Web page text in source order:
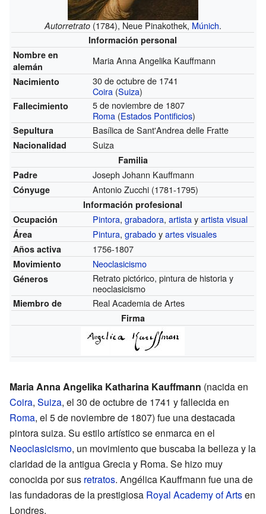
Autorretrato(1784), Neue Pinakothek, Múnich.
Información personal
Nombre en
alemán
Maria Anna Angelika Kauffmann
Nacimiento
30 de octubre de 1741
Coira (Suiza)
Fallecimiento
5 de noviembre de 1807
Roma (Estados Pontificios)
Sepultura Basílica de Sant'Andrea delle Fratte
Nacionalidad Suiza
Familia
Padre
Joseph Johann Kauffmann
Cónyuge Antonio Zucchi (1781-1795)
Información profesional
Ocupación
Pintora,grabadora,artistayartista visual
Área Pintura,grabadoyartes visuales
Años activa 1756-1807
Movimiento Neoclasicismo
Géneros
Retrato pictórico, pintura de historia y
neoclasicismo
Miembro de Real Academia de Artes
Firma
Maria Anna Angelika Katharina Kauffmann (nacida en
Coira, Suiza, el 30 de octubre de 1741 y fallecida en
Roma, el 5 de noviembre de 1807) fue una destacada
pintora suiza. Su estilo artístico se enmarca en el
Neoclasicismo, un movimiento que buscaba la belleza y la
claridad de la antigua Grecia y Roma. Se hizo muy
conocida por sus retratos. Angélica Kauffmann fue una de
las fundadoras de la prestigiosa Royal Academy of Artsen
Londres.